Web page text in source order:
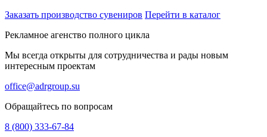
Заказать производство сувениров Перейти в каталог
Рекламное агенство полного цикла
Мы всегда открыты для сотрудничества и рады новым
интересным проектам
office@adrgroup.su
Обращайтесь по вопросам
8 (800) 333-67-84